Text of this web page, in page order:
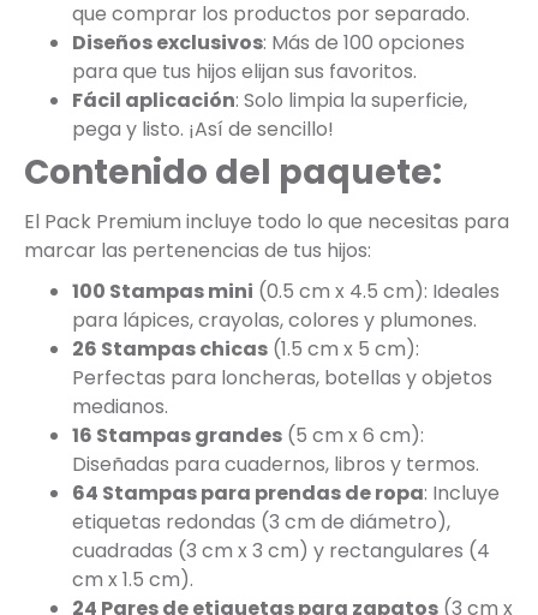
que comprar los productos por separado.
Diseños exclusivos: Más de 100 opciones
para que tus hijos elijan sus favoritos.
Fácil aplicación: Solo limpia la superficie,
pega y listo. ¡Así de sencillo!
Contenido del paquete:
El Pack Premium incluye todo lo que necesitas para
marcar las pertenencias de tus hijos:
100 Stampas mini (0.5 cm x 4.5 cm): Ideales
para lápices, crayolas, colores y plumones.
26 Stampas chicas (1.5 cm x 5 cm):
Perfectas para loncheras, botellas y objetos
medianos.
16 Stampas grandes (5 cm x 6 cm):
Diseñadas para cuadernos, libros y termos.
64 Stampas para prendas de ropa: Incluye
etiquetas redondas (3 cm de diámetro),
cuadradas (3 cm x 3 cm) y rectangulares (4
cm x 1.5 cm).
24 Pares de etiquetas para zapatos (3 cm x